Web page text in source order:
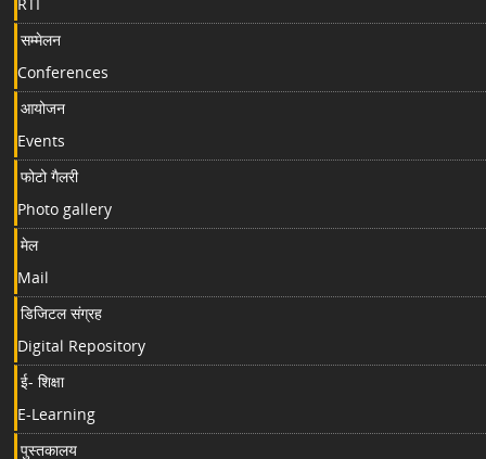
सम्मेलन
Conferences
आयोजन
Events
फोटो गैलरी
Photo gallery
मेल
Mail
डिजिटल संग्रह
Digital Repository
ई- शिक्षा
E-Learning
पुस्तकालय